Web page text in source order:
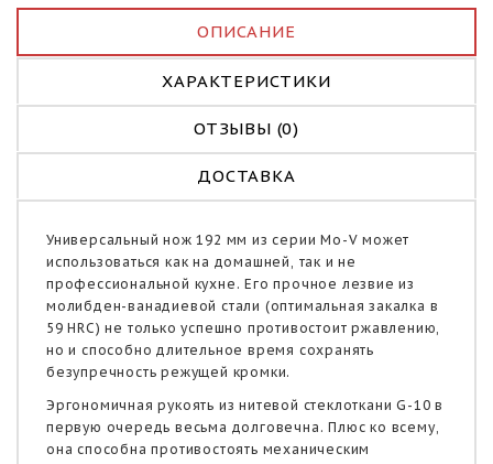
ОПИСАНИЕ
ХАРАКТЕРИСТИКИ
ОТЗЫВЫ (0)
ДОСТАВКА
Универсальный нож 192 мм из серии Mo-V может
использоваться как на домашней, так и не
профессиональной кухне. Его прочное лезвие из
молибден-ванадиевой стали (оптимальная закалка в
59 HRC) не только успешно противостоит ржавлению,
но и способно длительное время сохранять
безупречность режущей кромки.
Эргономичная рукоять из нитевой стеклоткани G-10 в
первую очередь весьма долговечна. Плюс ко всему,
она способна противостоять механическим